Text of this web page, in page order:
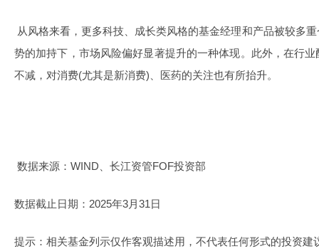
从风格来看，更多科技、成长类风格的基金经理和产品被较多
势的加持下，市场风险偏好显著提升的一种体现。此外，在行
不减，对消费(尤其是新消费)、医药的关注也有所抬升。
数据来源：WIND、长江资管FOF投资部
数据截止日期：2025年3月31日
提示：相关基金列示仅作客观描述用，不代表任何形式的投资建